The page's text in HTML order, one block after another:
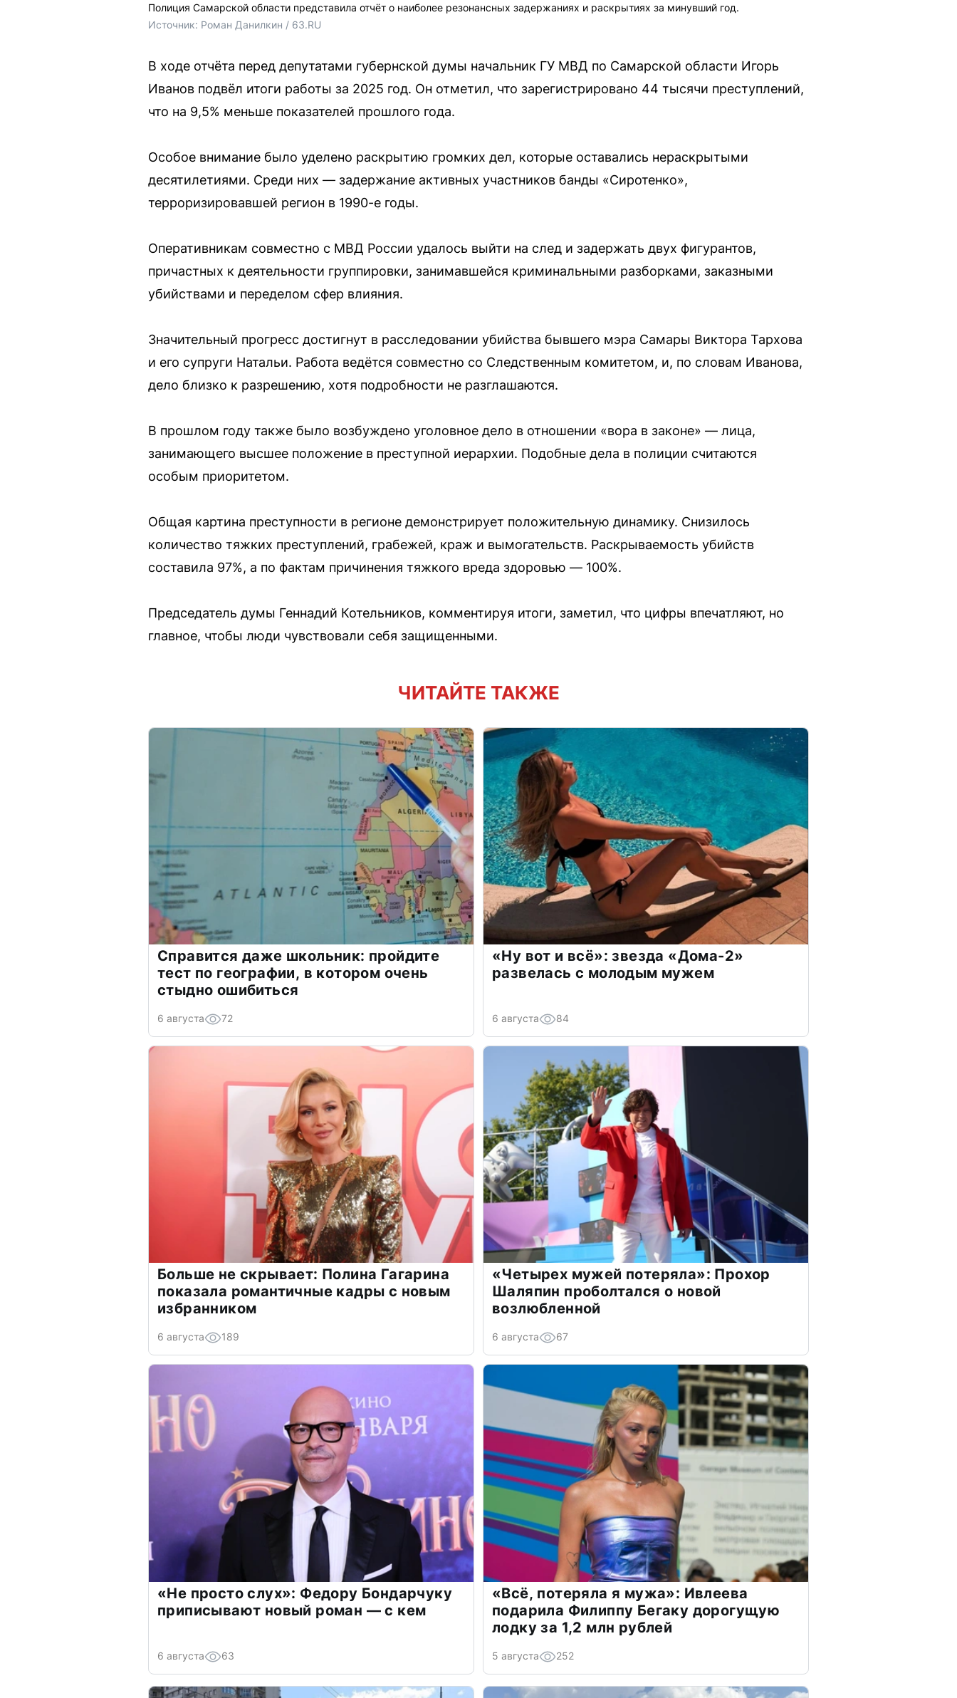
Полиция Самарской области представила отчёт о наиболее резонансных задержаниях и раскрытиях за минувший год.
Источник: Роман Данилкин / 63.RU
В ходе отчёта перед депутатами губернской думы начальник ГУ МВД по Самарской области Игорь
Иванов подвёл итоги работы за 2025 год. Он отметил, что зарегистрировано 44 тысячи преступлений,
что на 9,5% меньше показателей прошлого года.
Особое внимание было уделено раскрытию громких дел, которые оставались нераскрытыми
десятилетиями. Среди них — задержание активных участников банды «Сиротенко»,
терроризировавшей регион в 1990-е годы.
Оперативникам совместно с МВД России удалось выйти на след и задержать двух фигурантов,
причастных к деятельности группировки, занимавшейся криминальными разборками, заказными
убийствами и переделом сфер влияния.
Значительный прогресс достигнут в расследовании убийства бывшего мэра Самары Виктора Тархова
и его супруги Натальи. Работа ведётся совместно со Следственным комитетом, и, по словам Иванова,
дело близко к разрешению, хотя подробности не разглашаются.
В прошлом году также было возбуждено уголовное дело в отношении «вора в законе» — лица,
занимающего высшее положение в преступной иерархии. Подобные дела в полиции считаются
особым приоритетом.
Общая картина преступности в регионе демонстрирует положительную динамику. Снизилось
количество тяжких преступлений, грабежей, краж и вымогательств. Раскрываемость убийств
составила 97%, а по фактам причинения тяжкого вреда здоровью — 100%.
Председатель думы Геннадий Котельников, комментируя итоги, заметил, что цифры впечатляют, но
главное, чтобы люди чувствовали себя защищенными.
ЧИТАЙТЕ ТАКЖЕ
Справится даже школьник: пройдите
тест по географии, в котором очень
стыдно ошибиться
6 августа 72
«Ну вот и всё»: звезда «Дома-2»
развелась с молодым мужем
6 августа 84
Больше не скрывает: Полина Гагарина
показала романтичные кадры с новым
избранником
6 августа 189
«Четырех мужей потеряла»: Прохор
Шаляпин проболтался о новой
возлюбленной
6 августа 67
«Не просто слух»: Федору Бондарчуку
приписывают новый роман — с кем
6 августа 63
«Всё, потеряла я мужа»: Ивлеева
подарила Филиппу Бегаку дорогущую
лодку за 1,2 млн рублей
5 августа 252